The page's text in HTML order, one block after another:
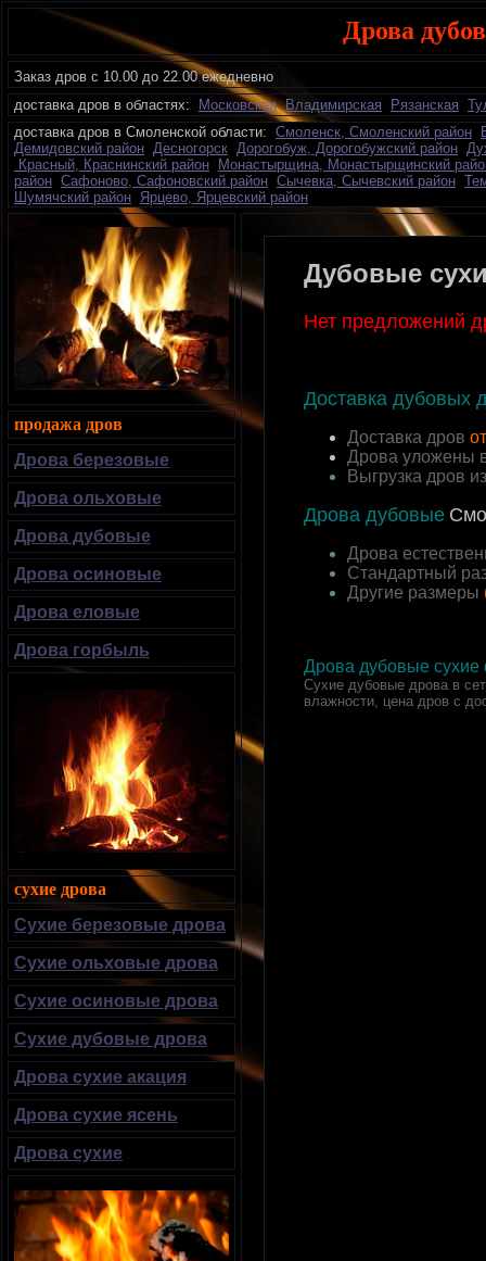
Дрова
Заказ дров с 10.00 до 22.00 ежедневно
доставка дров в областях:
Московская Владимирская Рязанская
доставка дров в Смоленской области: Смоленск, Смоленский район
Демидовский район Десногорск Дорогобуж, Дорогобужский район
Красный, Краснинский район
Монастырщина, Монастырщинский
район Сафоново, Сафоновский район Сычевка, Сычевский район
Шумячский район Ярцево, Ярцевский район
Дубовые
Нет предложений
Доставка дубовых
Доставка дров
Дрова уложены
Выгрузка дров
Дрова дубовые
Дрова
Стандартный
Другие размеры
Дрова дубовые сухие
Сухие дубовые дрова в
влажности, цена дров с
продажа дров
Дрова березовые
Дрова ольховые
Дрова дубовые
Дрова осиновые
Дрова еловые
Дрова горбыль
сухие дрова
Сухие березовые дрова
Сухие ольховые дрова
Сухие осиновые дрова
Сухие дубовые дрова
Дрова сухие акация
Дрова сухие ясень
Дрова сухие